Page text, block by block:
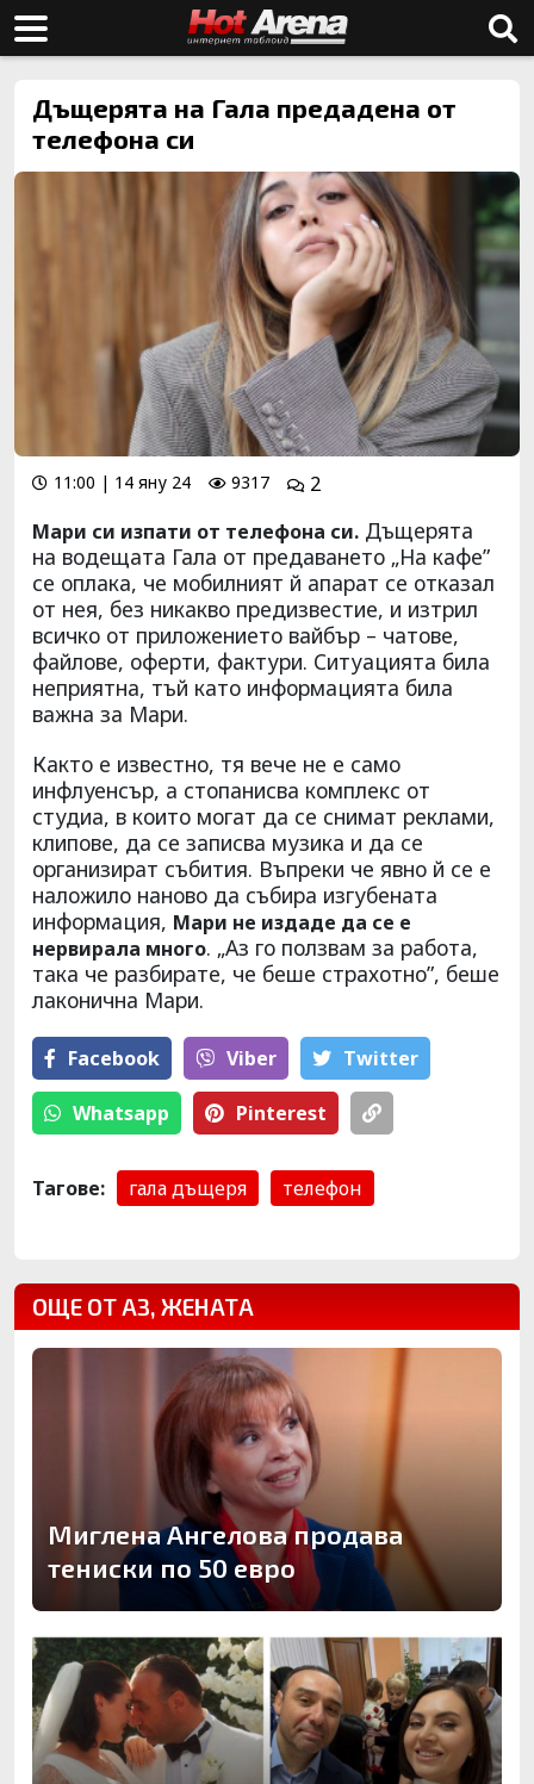
Дъщерята на Гала предадена от
телефона си
11:00 | 14 яну 24 9317
2
Мари си изпати от телефона си. Дъщерята
на водещата Гала от предаването „На кафе”
се оплака, че мобилният й апарат се отказал
от нея, без никакво предизвестие, и изтрил
всичко от приложението вайбър – чатове,
файлове, оферти, фактури. Ситуацията била
неприятна, тъй като информацията била
важна за Мари.
Както е известно, тя вече не е само
инфлуенсър, а стопанисва комплекс от
студиа, в които могат да се снимат реклами,
клипове, да се записва музика и да се
организират събития. Въпреки че явно й се е
наложило наново да събира изгубената
информация, Мари не издаде да се е
нервирала много. „Аз го ползвам за работа,
така че разбирате, че беше страхотно”, беше
лаконична Мари.
Facebook Viber Тwitter
Whatsapp Pinterest
Тагове: гала дъщеря телефон
ОЩЕ ОТ АЗ, ЖЕНАТА
Миглена Ангелова продава
тениски по 50 евро